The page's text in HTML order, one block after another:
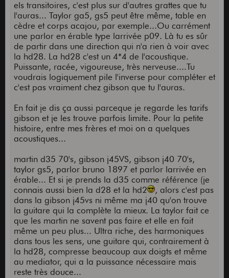
els transitoires, c'est plus sur d'autres grattes que tu
l'auras... Taylor ga5, gs5 peut être même, table en
cèdre et corps acajou, par exemple...Ou carrément
une parlor en érable type larrivée p09. Là tu es sûr
de partir dans une direction qui n'a rien à voir avec
la hd28. La hd28 c'est un 4*4 de l'acoustique.
Puissante, racée, vigoureuse, très nerveuse....Tu
voudrais logiquement pile l'inverse pour compléter et
c'est pas vraiment chez gibson que tu l'auras.
En fait je dis ça aussi parceque je regarde les tarifs
gibson et je les trouve parfois limite. Pour la petite
histoire, entre mes frères et moi on a quelques
acoustiques...
martin d35 70's, gibson j45VS, gibson j40 70's,
taylor gs5, parlor bruno 1897 et parlor larrivée en
érable... Et si je prends la d35 comme référence (je
connais aussi bien la d28 et la hd2
, alors c'est pas
dans la gibson j45vs ni même ma j40 qu'on trouve
la guitare qui la complète la mieux. La taylor fait ce
que les martin ne savent pas faire et elle en fait
même un peu plus... Ultra riche, des harmoniques
dans tous les sens, une guitare qui, contrairement à
la hd28, compresse beaucoup aux doigts et même
au mediator, qui a la puissance nécessaire mais
reste très douce...